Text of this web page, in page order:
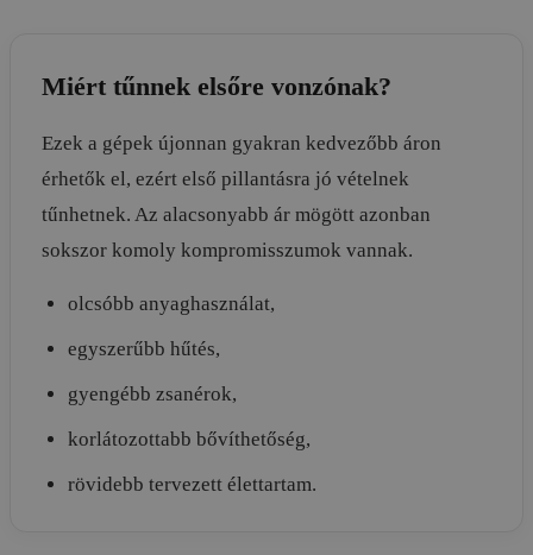
Miért tűnnek elsőre vonzónak?
Ezek a gépek újonnan gyakran kedvezőbb áron
érhetők el, ezért első pillantásra jó vételnek
tűnhetnek. Az alacsonyabb ár mögött azonban
sokszor komoly kompromisszumok vannak.
olcsóbb anyaghasználat,
egyszerűbb hűtés,
gyengébb zsanérok,
korlátozottabb bővíthetőség,
rövidebb tervezett élettartam.